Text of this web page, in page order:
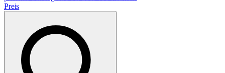
Preis